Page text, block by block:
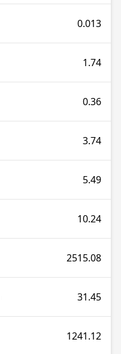
0.013
1.74
0.36
3.74
5.49
10.24
2515.08
31.45
1241.12